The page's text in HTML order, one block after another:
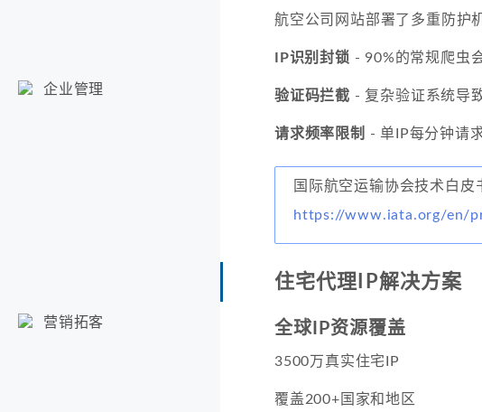
企业管理
营销拓客
航空公司网站部署了多重防护
IP识别封锁 - 90%的常规爬虫
验证码拦截 - 复杂验证系统导
请求频率限制 - 单IP每分钟请
国际航空运输协会技术白皮
https://www.iata.org/en/
住宅代理IP解决方案
全球IP资源覆盖
3500万真实住宅IP
覆盖200+国家和地区